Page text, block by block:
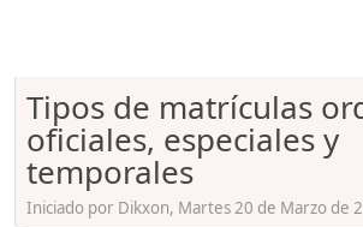
Tipos de matrículas
oficiales, especiales y
temporales
Iniciado por Dikxon, Martes 20 de Marzo de